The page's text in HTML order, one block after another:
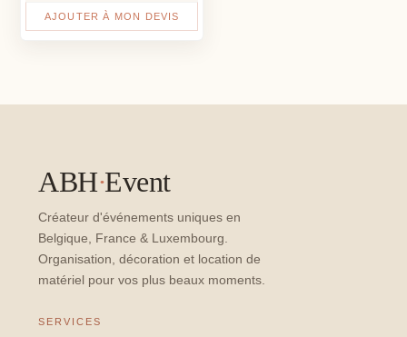
AJOUTER À MON DEVIS
ABH·Event
Créateur d'événements uniques en
Belgique, France & Luxembourg.
Organisation, décoration et location de
matériel pour vos plus beaux moments.
SERVICES